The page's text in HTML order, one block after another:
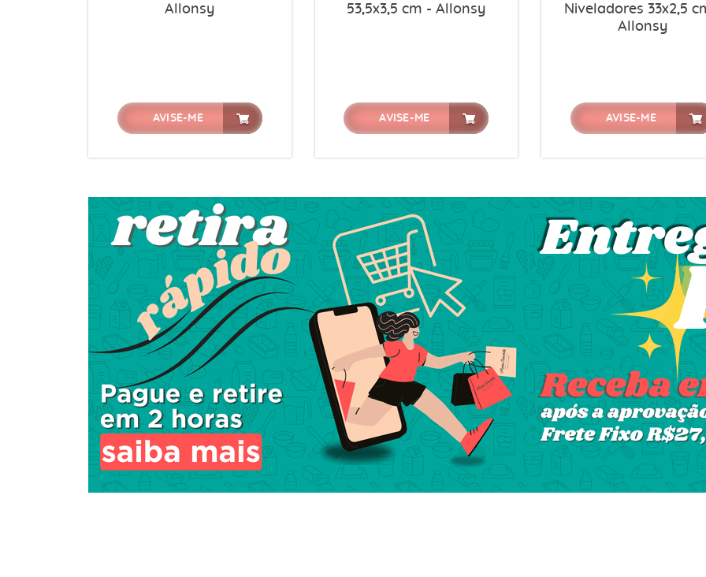
Allonsy
AVISE-ME
53,5x3,5 cm - Allonsy
AVISE-ME
Niveladores 33x2,5
Allonsy
AVISE-ME